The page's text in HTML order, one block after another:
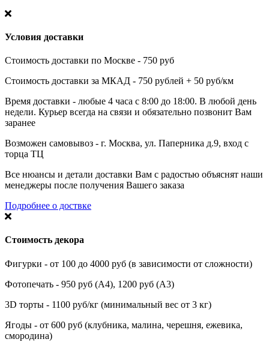
Условия доставки
Стоимость доставки по Москве - 750 руб
Стоимость доставки за МКАД - 750 рублей + 50 руб/км
Время доставки - любые 4 часа с 8:00 до 18:00. В любой день
недели. Курьер всегда на связи и обязательно позвонит Вам
заранее
Возможен самовывоз - г. Москва, ул. Паперника д.9, вход с
торца ТЦ
Все нюансы и детали доставки Вам с радостью объяснят наши
менеджеры после получения Вашего заказа
Подробнее о доствке
Стоимость декора
Фигурки - от 100 до 4000 руб (в зависимости от сложности)
Фотопечать - 950 руб (А4), 1200 руб (А3)
3D торты - 1100 руб/кг (минимальный вес от 3 кг)
Ягоды - от 600 руб (клубника, малина, черешня, ежевика,
смородина)